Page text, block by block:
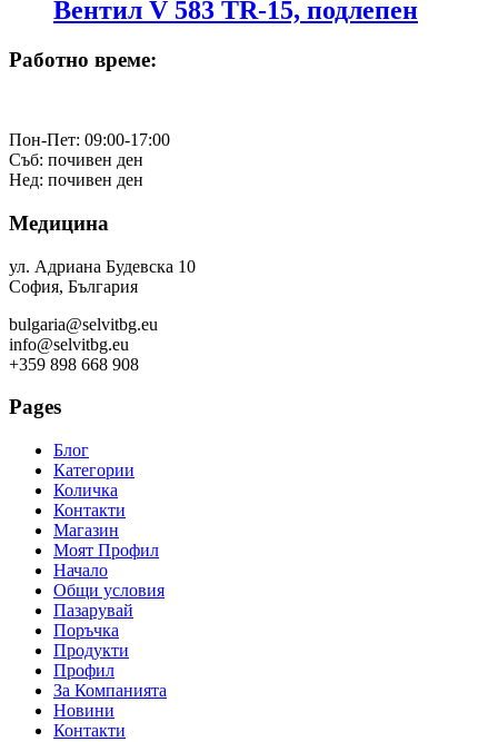
Вентил V 583 TR-15, подлепен
Работно време:
Пон-Пет: 09:00-17:00
Съб: почивен ден
Нед: почивен ден
Медицина
ул. Адриана Будевска 10
София, България
bulgaria@selvitbg.eu
info@selvitbg.eu
+359 898 668 908
Pages
Блог
Категории
Количка
Контакти
Магазин
Моят Профил
Начало
Общи условия
Пазарувай
Поръчка
Продукти
Профил
За Компанията
Новини
Контакти